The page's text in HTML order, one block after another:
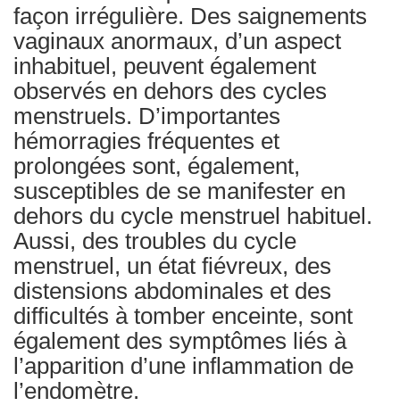
façon irrégulière. Des saignements
vaginaux anormaux, d’un aspect
inhabituel, peuvent également
observés en dehors des cycles
menstruels. D’importantes
hémorragies fréquentes et
prolongées sont, également,
susceptibles de se manifester en
dehors du cycle menstruel habituel.
Aussi, des troubles du cycle
menstruel, un état fiévreux, des
distensions abdominales et des
difficultés à tomber enceinte, sont
également des symptômes liés à
l’apparition d’une inflammation de
l’endomètre.